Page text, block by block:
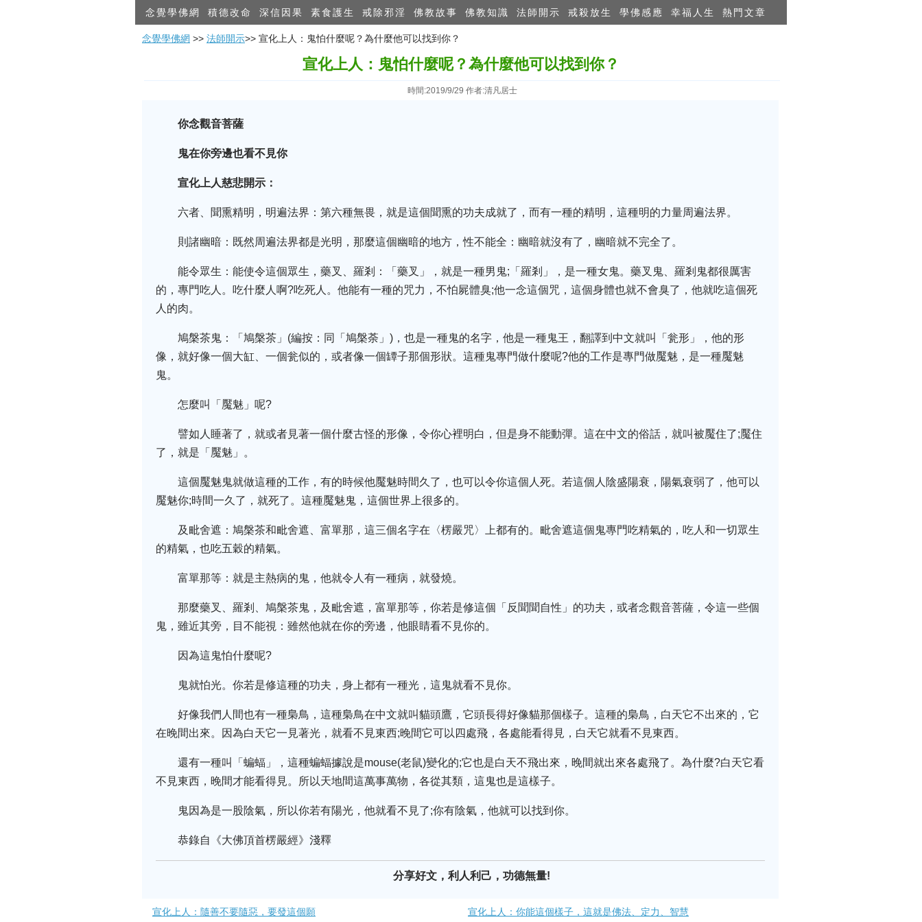
念覺學佛網 積德改命 深信因果 素食護生 戒除邪淫 佛教故事 佛教知識 法師開示 戒殺放生 學佛感應 幸福人生 熱門文章
念覺學佛網 >> 法師開示>> 宣化上人：鬼怕什麼呢？為什麼他可以找到你？
宣化上人：鬼怕什麼呢？為什麼他可以找到你？
時間:2019/9/29 作者:清凡居士
你念觀音菩薩
鬼在你旁邊也看不見你
宣化上人慈悲開示：
六者、聞熏精明，明遍法界：第六種無畏，就是這個聞熏的功夫成就了，而有一種的精明，這種明的力量周遍法界。
則諸幽暗：既然周遍法界都是光明，那麼這個幽暗的地方，性不能全：幽暗就沒有了，幽暗就不完全了。
能令眾生：能使令這個眾生，藥叉、羅剎：「藥叉」，就是一種男鬼;「羅剎」，是一種女鬼。藥叉鬼、羅剎鬼都很厲害
的，專門吃人。吃什麼人啊?吃死人。他能有一種的咒力，不怕屍體臭;他一念這個咒，這個身體也就不會臭了，他就吃這個死
人的肉。
鳩槃茶鬼：「鳩槃茶」(編按：同「鳩槃荼」)，也是一種鬼的名字，他是一種鬼王，翻譯到中文就叫「瓮形」，他的形
像，就好像一個大缸、一個瓮似的，或者像一個罈子那個形狀。這種鬼專門做什麼呢?他的工作是專門做魘魅，是一種魘魅
鬼。
怎麼叫「魘魅」呢?
譬如人睡著了，就或者見著一個什麼古怪的形像，令你心裡明白，但是身不能動彈。這在中文的俗話，就叫被魘住了;魘住
了，就是「魘魅」。
這個魘魅鬼就做這種的工作，有的時候他魘魅時間久了，也可以令你這個人死。若這個人陰盛陽衰，陽氣衰弱了，他可以
魘魅你;時間一久了，就死了。這種魘魅鬼，這個世界上很多的。
及毗舍遮：鳩槃茶和毗舍遮、富單那，這三個名字在〈楞嚴咒〉上都有的。毗舍遮這個鬼專門吃精氣的，吃人和一切眾生
的精氣，也吃五穀的精氣。
富單那等：就是主熱病的鬼，他就令人有一種病，就發燒。
那麼藥叉、羅剎、鳩槃茶鬼，及毗舍遮，富單那等，你若是修這個「反聞聞自性」的功夫，或者念觀音菩薩，令這一些個
鬼，雖近其旁，目不能視：雖然他就在你的旁邊，他眼睛看不見你的。
因為這鬼怕什麼呢?
鬼就怕光。你若是修這種的功夫，身上都有一種光，這鬼就看不見你。
好像我們人間也有一種梟鳥，這種梟鳥在中文就叫貓頭鷹，它頭長得好像貓那個樣子。這種的梟鳥，白天它不出來的，它
在晚間出來。因為白天它一見著光，就看不見東西;晚間它可以四處飛，各處能看得見，白天它就看不見東西。
還有一種叫「蝙蝠」，這種蝙蝠據說是mouse(老鼠)變化的;它也是白天不飛出來，晚間就出來各處飛了。為什麼?白天它看
不見東西，晚間才能看得見。所以天地間這萬事萬物，各從其類，這鬼也是這樣子。
鬼因為是一股陰氣，所以你若有陽光，他就看不見了;你有陰氣，他就可以找到你。
恭錄自《大佛頂首楞嚴經》淺釋
分享好文，利人利己，功德無量!
宣化上人：隨善不要隨惡，要發這個願 宣化上人：你能這個樣子，這就是佛法、定力、智慧